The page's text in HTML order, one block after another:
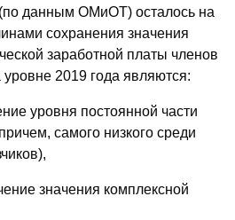
данным ОМиОТ) осталось на
сохранения значения
заработной платы членов
2019 года являются:
уровня постоянной части
самого низкого среди
значения комплексной